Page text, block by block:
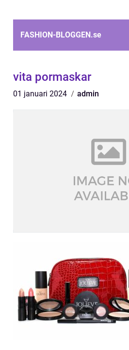
FASHION-BLOGGEN.se
vita pormaskar
01 januari 2024 admin